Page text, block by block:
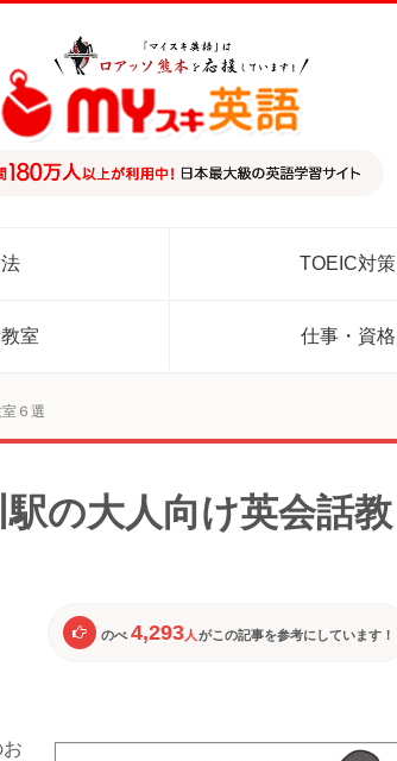
TOEIC対策
室 仕事・資格
６選
の大人向け英会話教
のべ 4,293人 がこの記事を参考にしています！